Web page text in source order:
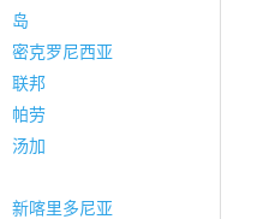
岛
密克罗尼西亚
联邦
帕劳
汤加
新喀里多尼亚